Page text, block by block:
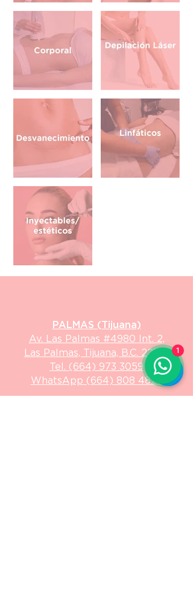
PALMAS (Tijuana)
Av. Las Palmas #4980 Int. 2,
Las Palmas, Tijuana, B.C. 22106
Tel. (664) 973 3059
WhatsApp (664) 808 4825
1